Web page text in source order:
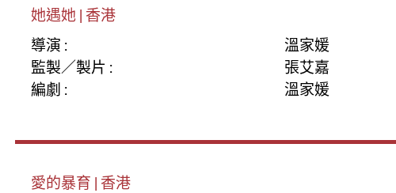
她遇她 | 香港
導演 :
溫家媛
監製／製片 :
張艾嘉
編劇 :
溫家媛
愛的暴育 | 香港